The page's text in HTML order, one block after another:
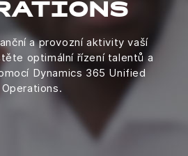
a provozní aktivity vaší
optimální řízení talentů a
Dynamics 365 Unified
Operations.